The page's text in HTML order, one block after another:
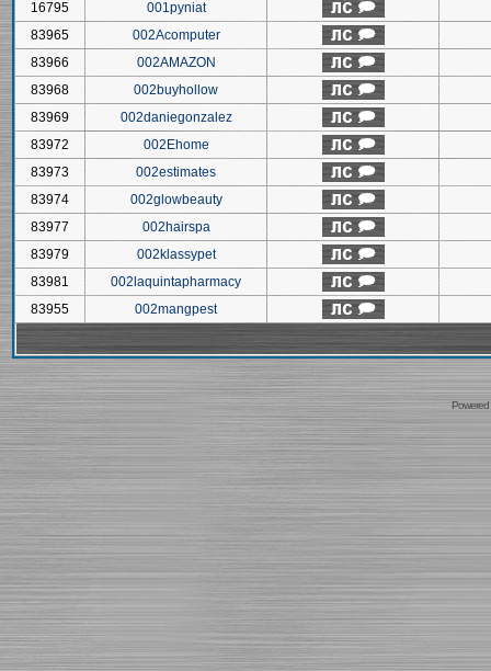
16795
001pyniat
83965
002Acomputer
83966
002AMAZON
83968
002buyhollow
83969
002daniegonzalez
83972
002Ehome
83973
002estimates
83974
002glowbeauty
83977
002hairspa
83979
002klassypet
83981
002laquintapharmacy
83955
002mangpest